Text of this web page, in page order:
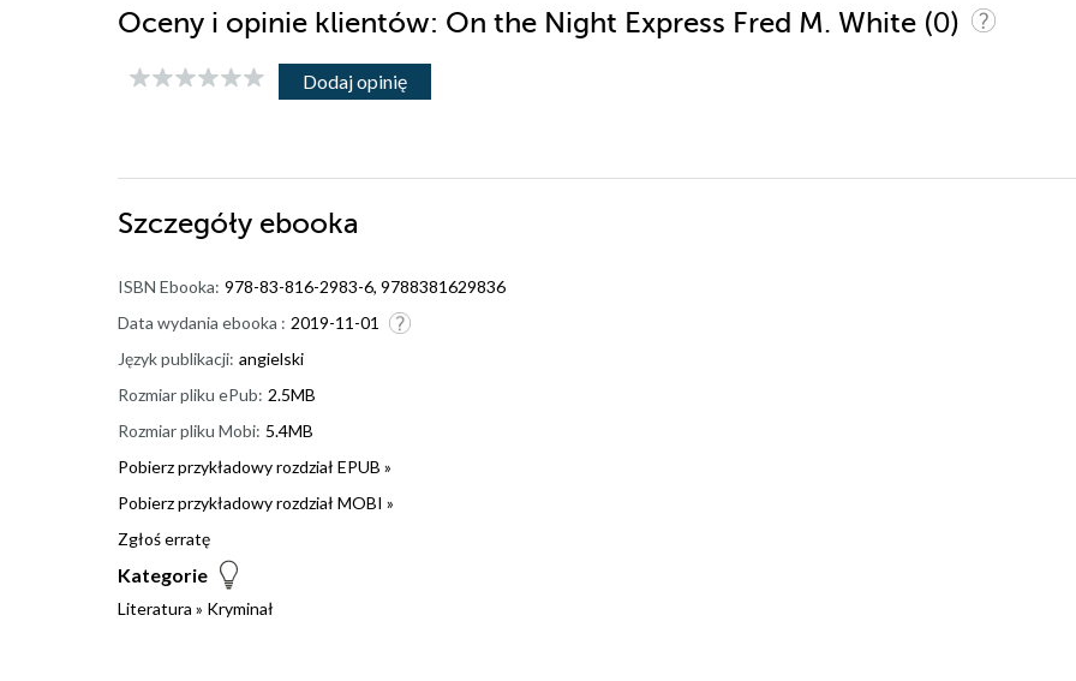
Oceny i opinie klientów: On the Night Express Fred M. White (0)
Dodaj opinię
Szczegóły ebooka
ISBN Ebooka: 978-83-816-2983-6, 9788381629836
Data wydania ebooka : 2019-11-01
Język publikacji: angielski
Rozmiar pliku ePub: 2.5MB
Rozmiar pliku Mobi: 5.4MB
Pobierz przykładowy rozdział EPUB »
Pobierz przykładowy rozdział MOBI »
Zgłoś erratę
Kategorie
Literatura » Kryminał